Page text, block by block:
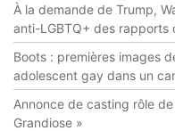
À la demande de Trump,
anti-LGBTQ+ des rapports
Boots : premières images
adolescent gay dans un
Annonce de casting rôle
Grandiose »